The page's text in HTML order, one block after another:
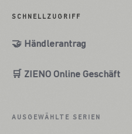
SCHNELLZUGRIFF
🤝 Händlerantrag
🛒 ZIENO Online Geschäft
AUSGEWÄHLTE SERIEN